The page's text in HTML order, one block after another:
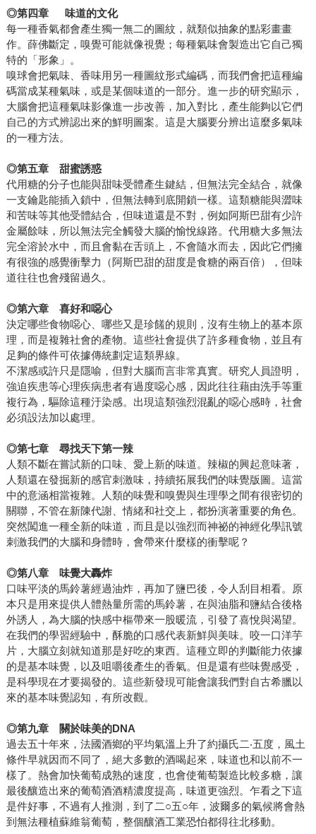
◎第四章
味道的文化
每一種香氣都會產生獨一無二的圖紋，就類似抽象的點彩畫畫
作。薛佛斷定，嗅覺可能就像視覺；每種氣味會製造出它自己獨
特的「形象」。
嗅球會把氣味、香味用另一種圖紋形式編碼，而我們會把這種編
碼當成某種氣味，或是某個味道的一部分。進一步的研究顯示，
大腦會把這種氣味影像進一步改善，加入對比，產生能夠以它們
自己的方式辨認出來的鮮明圖案。這是大腦要分辨出這麼多氣味
的一種方法。
◎第五章 甜蜜誘惑
代用糖的分子也能與甜味受體產生鍵結，但無法完全結合，就像
一支鑰匙能插入鎖中，但無法轉到底開鎖一樣。這類糖能與澀味
和苦味等其他受體結合，但味道還是不對，例如阿斯巴甜有少許
金屬餘味，所以無法完全觸發大腦的愉悅線路。代用糖大多無法
完全溶於水中，而且會黏在舌頭上，不會隨水而去，因此它們擁
有很強的感覺衝擊力（阿斯巴甜的甜度是食糖的兩百倍），但味
道往往也會殘留過久。
◎第六章 喜好和噁心
決定哪些食物噁心、哪些又是珍饈的規則，沒有生物上的基本原
理，而是複雜社會的產物。這些社會提供了許多種食物，並且有
足夠的條件可依據傳統劃定這類界線。
不潔感或許只是隱喻，但對大腦而言非常真實。研究人員證明，
強迫疾患等心理疾病患者有過度噁心感，因此往往藉由洗手等重
複行為，驅除這種汙染感。出現這類強烈混亂的噁心感時，社會
必須設法加以處理。
◎第七章 尋找天下第一辣
人類不斷在嘗試新的口味、愛上新的味道。辣椒的興起意味著，
人類還在發掘新的感官刺激味，持續拓展我們的味覺版圖。這當
中的意涵相當複雜。人類的味覺和嗅覺與生理學之間有很密切的
關聯，不管在新陳代謝、情緒和社交上，都扮演著重要的角色。
突然闖進一種全新的味道，而且是以強烈而神祕的神經化學訊號
刺激我們的大腦和身體時，會帶來什麼樣的衝擊呢？
◎第八章 味覺大轟炸
口味平淡的馬鈴薯經過油炸，再加了鹽巴後，令人刮目相看。原
本只是用來提供人體熱量所需的馬鈴薯，在與油脂和鹽結合後格
外誘人，為大腦的快感中樞帶來一股暖流，引發了喜悅與渴望。
在我們的學習經驗中，酥脆的口感代表新鮮與美味。咬一口洋芋
片，大腦立刻就知道那是好吃的東西。這種立即的判斷能力依據
的是基本味覺，以及咀嚼後產生的香氣。但是還有些味覺感受，
是科學現在才要揭發的。這些新發現可能會讓我們對自古希臘以
來的基本味覺認知，有所改觀。
◎第九章 關於味美的DNA
過去五十年來，法國酒鄉的平均氣溫上升了約攝氏二‧五度，風土
條件早就因而不同了，絕大多數的酒喝起來，味道也和以前不一
樣了。熱會加快葡萄成熟的速度，也會使葡萄製造比較多糖，讓
最後釀造出來的葡萄酒酒精濃度提高，味道更強烈。乍看之下這
是件好事，不過有人推測，到了二○五○年，波爾多的氣候將會熱
到無法種植蘇維翁葡萄，整個釀酒工業恐怕都得往北移動。